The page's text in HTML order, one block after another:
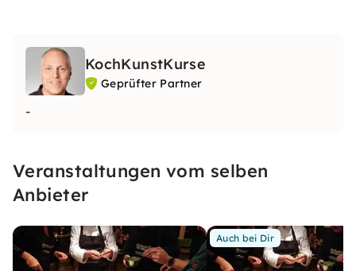
KochKunstKurse
Geprüfter Partner
-
Veranstaltungen vom selben
Anbieter
Auch bei Dir